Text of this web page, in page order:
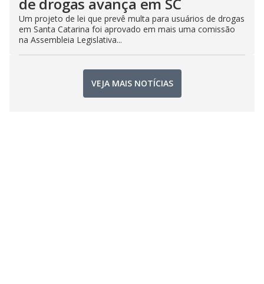
Um projeto de lei que prevê multa para usuários de drogas
em Santa Catarina foi aprovado em mais uma comissão
na Assembleia Legislativa...
VEJA MAIS NOTÍCIAS